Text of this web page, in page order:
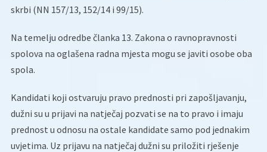
skrbi (NN 157/13, 152/14 i 99/15).
Na temelju odredbe članka 13. Zakona o ravnopravnosti
spolova na oglašena radna mjesta mogu se javiti osobe oba
spola.
Kandidati koji ostvaruju pravo prednosti pri zapošljavanju,
dužni su u prijavi na natječaj pozvati se na to pravo i imaju
prednost u odnosu na ostale kandidate samo pod jednakim
uvjetima. Uz prijavu na natječaj dužni su priložiti rješenje